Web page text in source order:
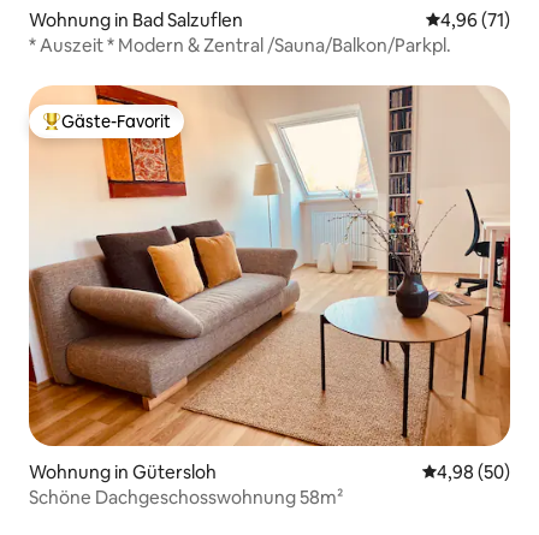
Wohnung in Bad Salzuflen
4,96 (71)
* Auszeit * Modern & Zentral /Sauna/Balkon/Parkpl.
Beliebter Gäste-Favorit.
Gäste-Favorit
Wohnung in Gütersloh
4,98 (50)
Schöne Dachgeschosswohnung 58m²